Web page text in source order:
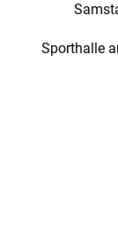
Sporthalle